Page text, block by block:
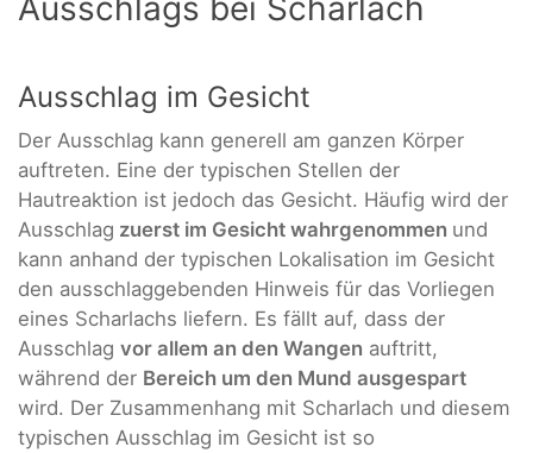
Ausschlags bei Scharlach
Ausschlag im Gesicht
Der Ausschlag kann generell am ganzen Körper
auftreten. Eine der typischen Stellen der
Hautreaktion ist jedoch das Gesicht. Häufig wird der
Ausschlag zuerst im Gesicht wahrgenommen und
kann anhand der typischen Lokalisation im Gesicht
den ausschlaggebenden Hinweis für das Vorliegen
eines Scharlachs liefern. Es fällt auf, dass der
Ausschlag vor allem an den Wangen auftritt,
während der Bereich um den Mund ausgespart
wird. Der Zusammenhang mit Scharlach und diesem
typischen Ausschlag im Gesicht ist so